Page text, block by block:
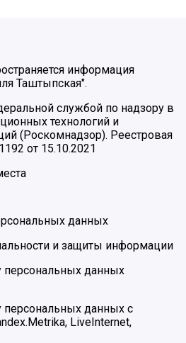
информация
Таштыпская".
службой по надзору в
технологий и
(Роскомнадзор). Реестровая
от 15.10.2021
данных
и защиты информации
персональных данных
персональных данных с
LiveInternet,